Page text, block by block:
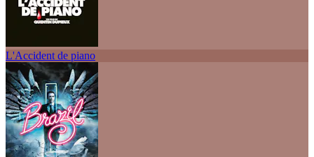
L'Accident de piano